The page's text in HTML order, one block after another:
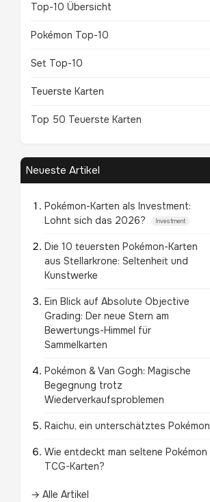
Top-10 Übersicht
Pokémon Top-10
Set Top-10
Teuerste Karten
Top 50 Teuerste Karten
Neueste Artikel
Pokémon-Karten als Investment:
Lohnt sich das 2026?
Investment
Die 10 teuersten Pokémon-Karten
aus Stellarkrone: Seltenheit und
Kunstwerke
Ein Blick auf Absolute Objective
Grading: Der neue Stern am
Bewertungs-Himmel für
Sammelkarten
Pokémon & Van Gogh: Magische
Begegnung trotz
Wiederverkaufsproblemen
Raichu, ein unterschätztes Pokémon
Wie entdeckt man seltene Pokémon
TCG-Karten?
→ Alle Artikel